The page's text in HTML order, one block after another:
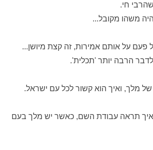
חי.
משהו מקובל...
פעם על אותם אמירות, זה קצת מיושן...
הרבה יותר 'תכלית'.
של מלך, ואיך הוא קשור לכל עם ישראל.
תראה עבודת השם, כאשר יש מלך בעם